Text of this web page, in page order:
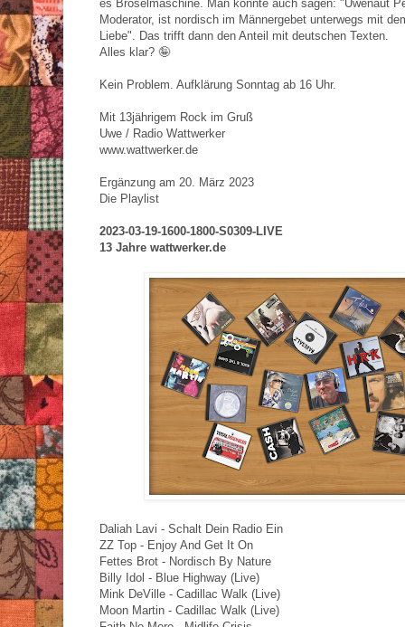
es Bröselmaschine. Man könnte auch sagen: "Uwenaut
Moderator, ist nordisch im Männergebet unterwegs mit
Liebe". Das trifft dann den Anteil mit deutschen Texten.
Alles klar? 🤪
Kein Problem. Aufklärung Sonntag ab 16 Uhr.
Mit 13jährigem Rock im Gruß
Uwe / Radio Wattwerker
www.wattwerker.de
Ergänzung am 20. März 2023
Die Playlist
2023-03-19-1600-1800-S0309-LIVE
13 Jahre wattwerker.de
Daliah Lavi - Schalt Dein Radio Ein
ZZ Top - Enjoy And Get It On
Fettes Brot - Nordisch By Nature
Billy Idol - Blue Highway (Live)
Mink DeVille - Cadillac Walk (Live)
Moon Martin - Cadillac Walk (Live)